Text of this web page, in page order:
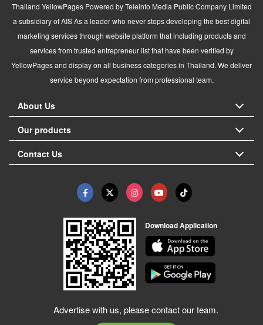
Thailand YellowPages Powered by Teleinfo Media Public Company Limited
a subsidiary of AIS As a leader who never stops developing the best digital
marketing services through website platform that including products and
services from trusted entrepreneur list that have been verified by
YellowPages and display on all business categories in Thailand. We deliver
service beyond expectation from professional team.
About Us
Our products
Contact Us
Download Application
Advertise with us, please contact our team.